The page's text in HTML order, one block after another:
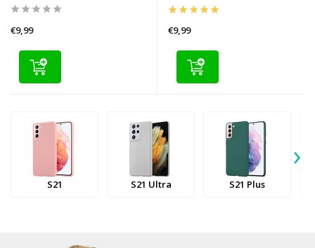
€9,99 €9,99
S21 S21 Ultra S21 Plus
›